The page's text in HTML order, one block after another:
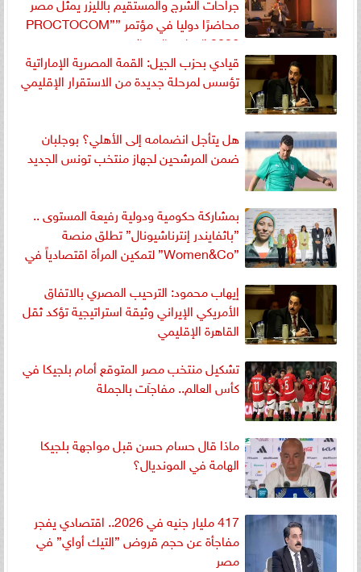
محاضرًا دوليا في مؤتمر ”PROCTOCOM”
2026 الدولي بالبرتغال
قيادي بحزب الجيل: القمة المصرية الإماراتية
تؤسس لمرحلة جديدة من الاستقرار الإقليمي
هل يتأجل انضمامه إلى الأهلي؟ بوجلبان
ضمن المرشحين لجهاز منتخب تونس الجديد
بمشاركة حكومية ودولية رفيعة المستوى ..
”باثفايندر إنترناشيونال” تطلق منصة
”Women&Co” لتمكين المرأة اقتصادياً في
إيهاب محمود: الترحيب المصري بالاتفاق
الأمريكي الإيراني وثيقة استراتيجية تؤكد ثقل
القاهرة الإقليمي
تشكيل منتخب مصر المتوقع أمام بلجيكا في
كأس العالم.. مفاجآت بالجملة
ماذا قال حسام حسن قبل مواجهة بلجيكا
الهامة في المونديال؟
417 مليار جنيه في 2026.. اقتصادي يفجر
مفاجأة عن حجم قروض ”التيك أواي” في
مصر